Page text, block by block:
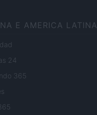
E AMERICA LATINA
24
365